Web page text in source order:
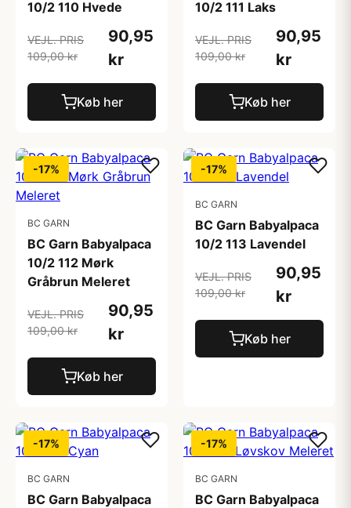
10/2 110 Hvede
VEJL. PRIS
109,00 kr
90,95
kr
Køb her
10/2 111 Laks
VEJL. PRIS
109,00 kr
90,95
kr
Køb her
-17%
BC GARN
BC Garn Babyalpaca
10/2 112 Mørk
Gråbrun Meleret
VEJL. PRIS
109,00 kr
90,95
kr
Køb her
-17%
BC GARN
BC Garn Babyalpaca
10/2 113 Lavendel
VEJL. PRIS
109,00 kr
90,95
kr
Køb her
-17%
BC GARN
BC Garn Babyalpaca
-17%
BC GARN
BC Garn Babyalpaca